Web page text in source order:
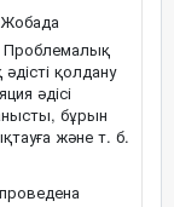
Жобада
Проблемалық
қолдану
әдісі
бұрын
және т. б.
проведена